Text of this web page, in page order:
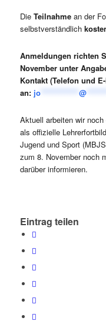
Die Teilnahmean der
selbstverständlich
Anmeldungen richten
November unter
Kontakt (Telefon und
an: jo************* @********
Aktuell arbeiten wir
als offizielle
Jugend und Sport
zum 8. November noch
darüber informieren.
Eintrag teilen